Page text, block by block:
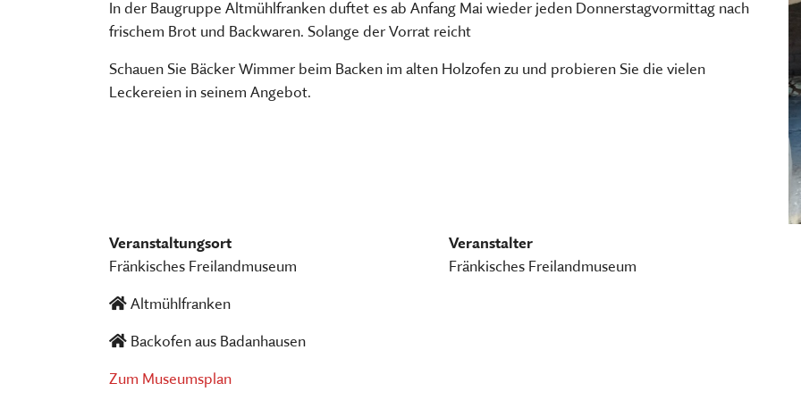
FÜHRUNGEN UND MEHR
ESSEN, TRINKEN & EINKAUFEN
Freilandmuseums
PUBLIKATIONEN, BÜCHER & ZEITSCHRIFTEN
STORCHENNEST
HIER KOMMEN SIE ZUM
PR & ÖFFENTLICHKEITSARBEIT
Sammeln, bewahren,
vermitteln
MEHR ÜBER UNSERE
In der Baugruppe Altmühlfranken duftet es ab Anfang Mai wieder jeden Donnerstagvormittag nach
frischem Brot und Backwaren. Solange der Vorrat reicht
Schauen Sie Bäcker Wimmer beim Backen im alten Holzofen zu und probieren Sie die vielen
Leckereien in seinem Angebot.
Veranstaltungsort
Fränkisches Freilandmuseum
Altmühlfranken
Backofen aus Badanhausen
Zum Museumsplan
Veranstalter
Fränkisches Freilandmuseum